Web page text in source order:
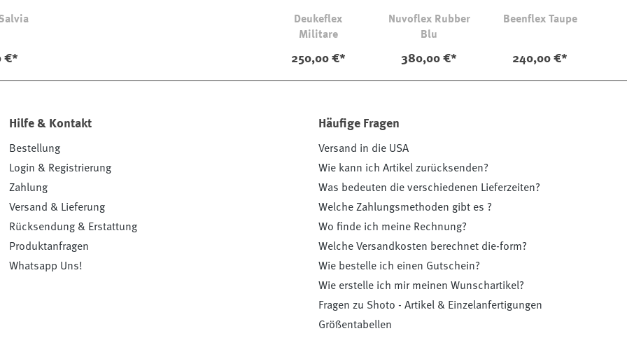
€*
Deukeflex
Militare
250,00 €*
Nuvoflex Rubber
Blu
380,00 €*
Beenflex Taupe
240,00 €*
Hilfe & Kontakt
Bestellung
Login & Registrierung
Zahlung
Versand & Lieferung
Rücksendung & Erstattung
Produktanfragen
Whatsapp Uns!
Häufige Fragen
Versand in die USA
Wie kann ich Artikel zurücksenden?
Was bedeuten die verschiedenen Lieferzeiten?
Welche Zahlungsmethoden gibt es ?
Wo finde ich meine Rechnung?
Welche Versandkosten berechnet die-form?
Wie bestelle ich einen Gutschein?
Wie erstelle ich mir meinen Wunschartikel?
Fragen zu Shoto - Artikel & Einzelanfertigungen
Größentabellen